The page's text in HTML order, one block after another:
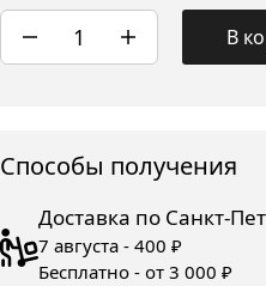
В
Споcобы получения
Доставка по Санкт-
7 августа - 400 ₽
Бесплатно - от 3 000 ₽